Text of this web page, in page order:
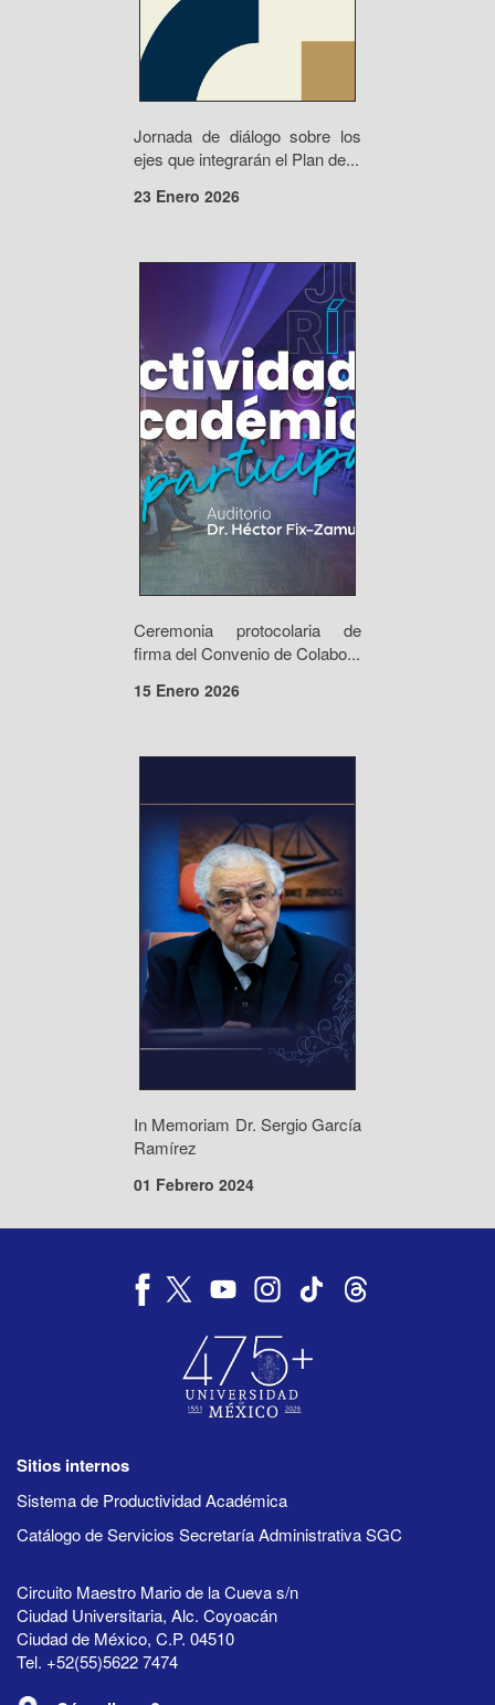
Jornada de diálogo sobre los
ejes que integrarán el Plan de...
23 Enero 2026
Ceremonia protocolaria de
firma del Convenio de Colabo...
15 Enero 2026
In Memoriam Dr. Sergio García
Ramírez
01 Febrero 2024
Sitios internos
Sistema de Productividad Académica
Catálogo de Servicios Secretaría Administrativa SGC
Circuito Maestro Mario de la Cueva s/n
Ciudad Universitaria, Alc. Coyoacán
Ciudad de México, C.P. 04510
Tel. +52(55)5622 7474